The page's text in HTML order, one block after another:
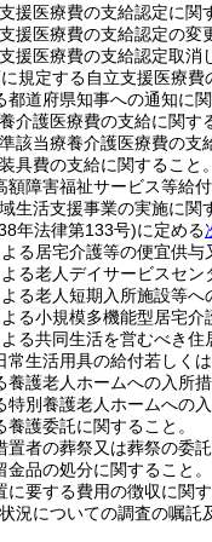
援医療費の支給認定に関
援医療費の支給認定の変
援医療費の支給認定取消
規定する自立支援医療費
道府県知事への通知に関
介護医療費の支給に関す
該当療養介護医療費の支
具費の支給に関すること。
障害福祉サービス等給付
生活支援事業の実施に関
年法律第133号)に定める
る居宅介護等の便宜供与
る老人デイサービスセン
る老人短期入所施設等へ
る小規模多機能型居宅介
る共同生活を営むべき
生活用具の給付若しく
護老人ホームへの入所
別養護老人ホームへの
護委託に関すること。
者の葬祭又は葬祭の委託
品の処分に関すること。
要する費用の徴収に関す
況についての調査の嘱託